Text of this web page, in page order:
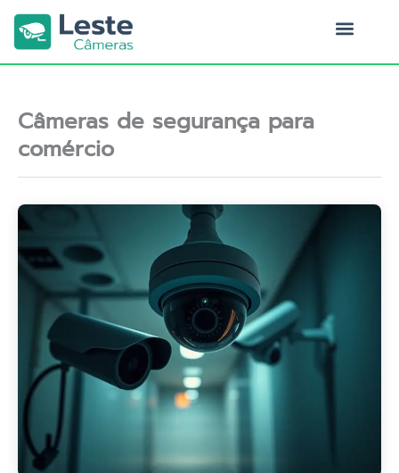
para
conteúdo
Câmeras de segurança para
comércio